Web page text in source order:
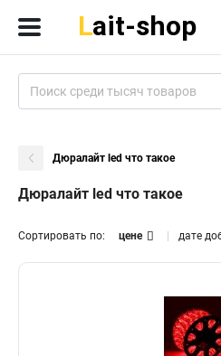
Дюралайт led что такое
Дюралайт led что такое
Сортировать по: цене дате